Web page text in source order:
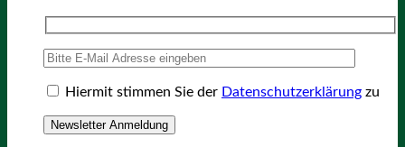
Hiermit stimmen Sie der Datenschutzerklärung zu